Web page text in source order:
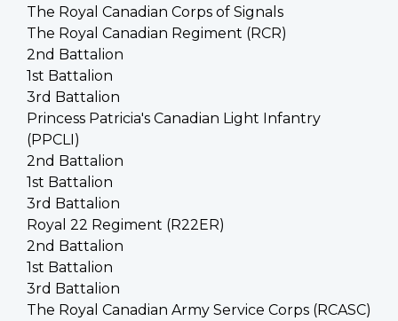
The Royal Canadian Corps of Signals
The Royal Canadian Regiment (RCR)
2nd Battalion
1st Battalion
3rd Battalion
Princess Patricia's Canadian Light Infantry
(PPCLI)
2nd Battalion
1st Battalion
3rd Battalion
Royal 22 Regiment (R22ER)
2nd Battalion
1st Battalion
3rd Battalion
The Royal Canadian Army Service Corps (RCASC)